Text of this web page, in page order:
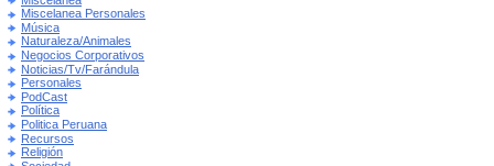
Miscelanea Personales
Música
Naturaleza/Animales
Negocios Corporativos
Noticias/Tv/Farándula
Personales
PodCast
Política
Politica Peruana
Recursos
Religión